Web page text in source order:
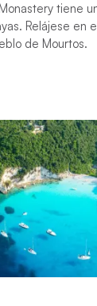
tiene
Relájese en
de Mourtos.